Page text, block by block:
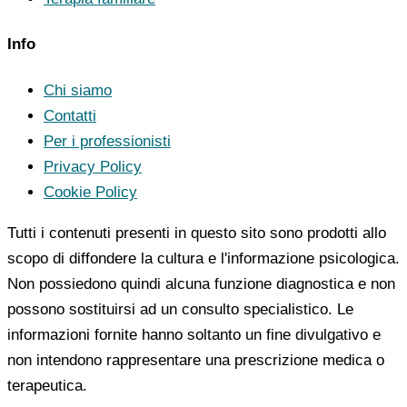
Info
Chi siamo
Contatti
Per i professionisti
Privacy Policy
Cookie Policy
Tutti i contenuti presenti in questo sito sono prodotti allo
scopo di diffondere la cultura e l'informazione psicologica.
Non possiedono quindi alcuna funzione diagnostica e non
possono sostituirsi ad un consulto specialistico. Le
informazioni fornite hanno soltanto un fine divulgativo e
non intendono rappresentare una prescrizione medica o
terapeutica.